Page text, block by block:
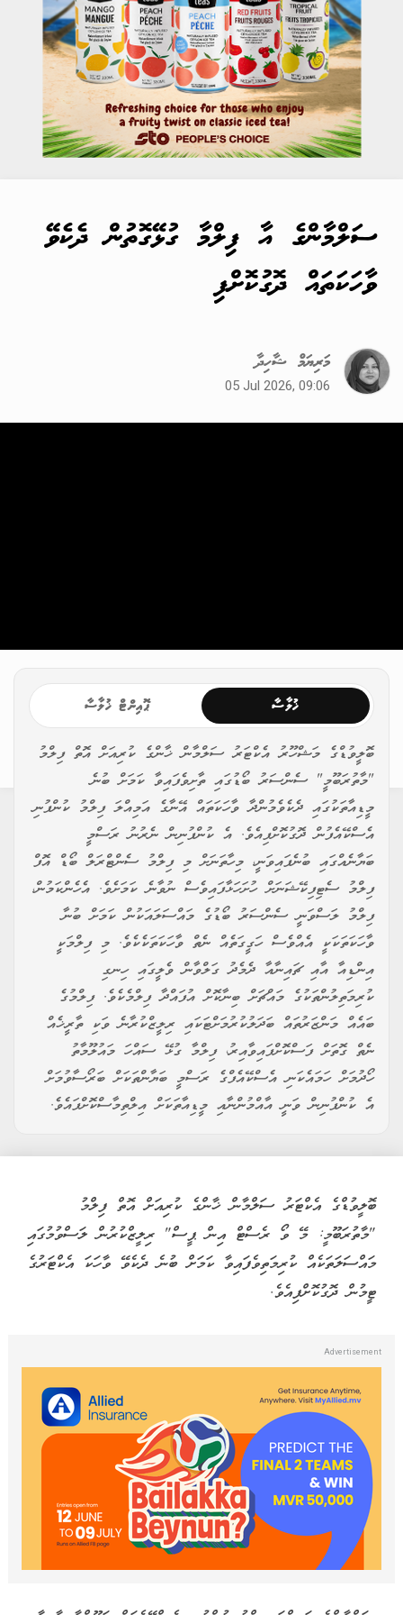
ސަލްމާންގެ އާ ފިލްމާ ގުޅޭގޮތުން ދެކެވޭ
ވާހަކަތައް ދޮގުކޮށްފި
މަރިޔަމް ޝާހިދާ
05 Jul 2026, 09:06
ޚުލާސާ ޕޮއިންޓް ޚުލާސާ
ބޮލީވުޑްގެ މަޝްހޫރު އެކްޓަރު ސަލްމާން ޚާންގެ ކުރިއަށް އޮތް ފިލްމު
"މާތުރަބޫމީ" ސެންސަރު ބޯޑުގައި ތާށިވެފައިވާ ކަމަށް ބުނެ
މީޑިއާތަކުގައި ދެކެވެމުންދާ ވާހަކަތައް އޭނާގެ އަމިއްލަ ފިލްމު ކުންފުނި
އެސްކޭއެފުން ދޮގުކޮށްފިއެވެ. އެ ކުންފުނިން ނެރުނު ރަސްމީ
ބަޔާނެއްގައި ބުނެފައިވަނީ، މިހާތަނަށް މި ފިލްމު ސެންޓްރަލް ބޯޑް އޮފް
ފިލްމު ސެޓިފިކޭޝަނަށް ހުށަހަޅާފައިވެސް ނުވާނެ ކަމަށެވެ. އެހެންކަމުން،
ފިލްމު ލަސްވަނީ ސެންސަރު ބޯޑުގެ މައްސަލައަކުން ކަމަށް ބުނާ
ވާހަކަތަކަކީ އެއްވެސް ހަގީގަތެއް ނެތް ވާހަކަތަކެކެވެ. މި ފިލްމަކީ
އިންޑިއާ އާއި ޗައިނާއާ ދެމެދު ގަލްވާން ވެލީގައި ހިނގި
ކުރިމަތިލުންތަކުގެ މައްޗަށް ބިނާކޮށް އުފައްދާ ފިލްމެކެވެ. ފިލްމުގެ
ބައެއް މަންޒަރުތައް ބަދަލުކުރުމަށްޓަކައި ރިލީޒްކުރާނެ ވަކި ތާރީޚެއް
ނެތް ގޮތަށް ފަސްކޮށްފައިވާއިރު، ފިލްމާ ގުޅޭ ސައްހަ މައުލޫމާތު
ހޯދުމަށް ހަމައެކަނި އެސްކޭއެފްގެ ރަސްމީ ބަޔާންތަކަށް ބަރޯސާވުމަށް
އެ ކުންފުނިން ވަނީ އާއްމުންނާއި މީޑިއާތަކަށް އިލްތިމާސްކޮށްފައެވެ.
ބޮލީވުޑްގެ އެކްޓަރު ސަލްމާން ޚާންގެ ކުރިއަށް އޮތް ފިލްމު
"މާތުރަބޫމީ: މޭ ވޯ ރެސްޓް އިން ޕީސް" ރިލީޒްކުރުން ލަސްވުމުގައި
މައްސަލަތަކެއް ކުރިމަތިވެފައިވާ ކަމަށް ބުނެ ދެކެވޭ ވާހަކަ އެކްޓަރުގެ
ޓީމުން ދޮގުކޮށްފިއެވެ.